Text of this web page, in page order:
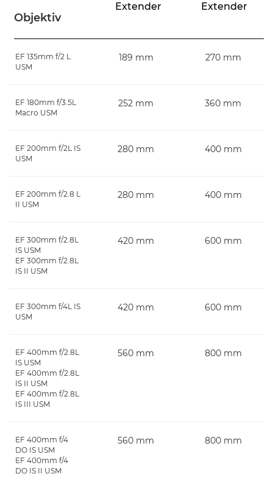
Objektiv
Extender
Extender
EF 135mm f/2 L
USM
189 mm 270 mm
EF 180mm f/3.5L
Macro USM
252 mm 360 mm
EF 200mm f/2L IS
USM
280 mm 400 mm
EF 200mm f/2.8 L
II USM
280 mm 400 mm
EF 300mm f/2.8L
IS USM
EF 300mm f/2.8L
IS II USM
420 mm 600 mm
EF 300mm f/4L IS
USM
420 mm 600 mm
EF 400mm f/2.8L
IS USM
EF 400mm f/2.8L
IS II USM
EF 400mm f/2.8L
IS III USM
560 mm 800 mm
EF 400mm f/4
DO IS USM
EF 400mm f/4
DO IS II USM
560 mm 800 mm